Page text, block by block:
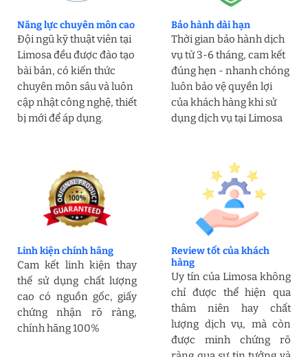
Năng lực chuyên môn cao
Đội ngũ kỹ thuật viên tại
Limosa đều được đào tạo
bài bản, có kiến thức
chuyên môn sâu và luôn
cập nhật công nghệ, thiết
bị mới để áp dụng.
Bảo hành dài hạn
Thời gian bảo hành dịch
vụ từ 3-6 tháng, cam kết
đúng hẹn - nhanh chóng
luôn bảo vệ quyền lợi
của khách hàng khi sử
dụng dịch vụ tại Limosa
Linh kiện chính hãng
Cam kết linh kiện thay
thế sử dụng chất lượng
cao có nguồn gốc, giấy
chứng nhận rõ ràng,
chính hãng 100%
Review tốt của khách
hàng
Uy tín của Limosa không
chỉ được thể hiện qua
thâm niên hay chất
lượng dịch vụ, mà còn
được minh chứng rõ